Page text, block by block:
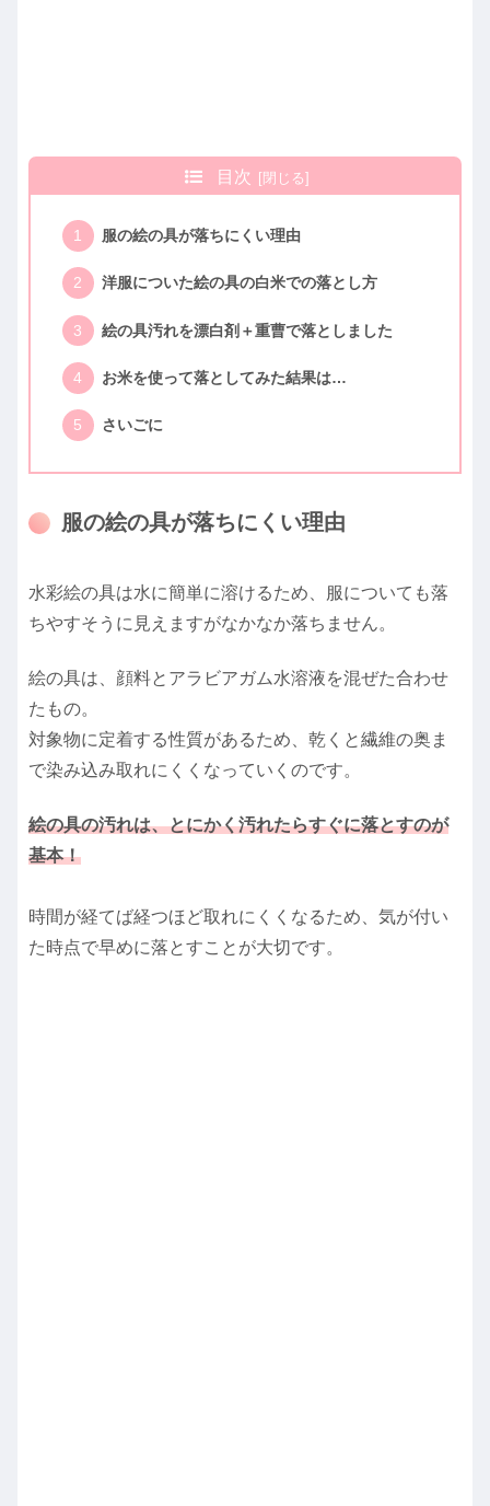
目次
服の絵の具が落ちにくい理由
洋服についた絵の具の白米での落とし方
絵の具汚れを漂白剤＋重曹で落としました
お米を使って落としてみた結果は…
さいごに
服の絵の具が落ちにくい理由
水彩絵の具は水に簡単に溶けるため、服についても落
ちやすそうに見えますがなかなか落ちません。
絵の具は、顔料とアラビアガム水溶液を混ぜた合わせ
たもの。
対象物に定着する性質があるため、乾くと繊維の奥ま
で染み込み取れにくくなっていくのです。
絵の具の汚れは、とにかく汚れたらすぐに落とすのが
基本！
時間が経てば経つほど取れにくくなるため、気が付い
た時点で早めに落とすことが大切です。